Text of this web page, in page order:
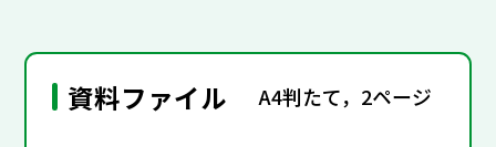
資料ファイル A4判たて，2ページ